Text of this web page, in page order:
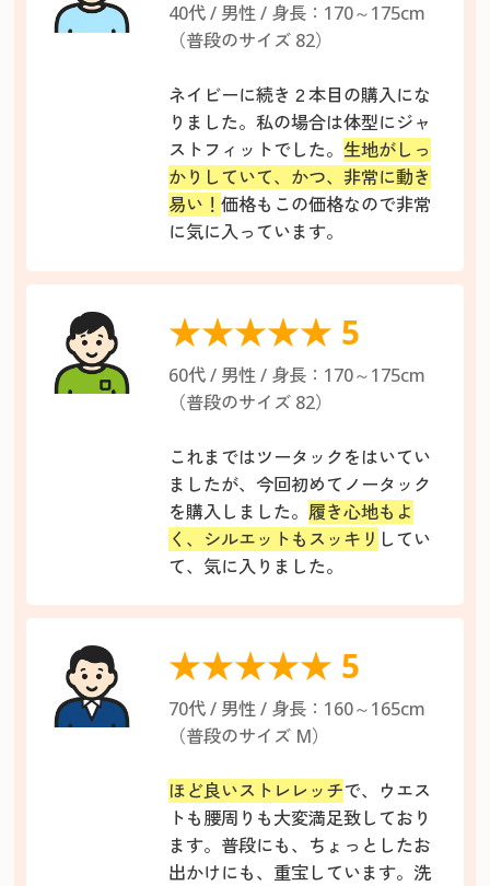
40代 / 男性 / 身長：170～175cm
（普段のサイズ 82）
ネイビーに続き２本目の購入にな
りました。私の場合は体型にジャ
ストフィットでした。 生地がしっ
かりしていて、かつ、非常に動き
易い！価格もこの価格なので非常
に気に入っています。
★★★★★ 5
60代 / 男性 / 身長：170～175cm
（普段のサイズ 82）
これまではツータックをはいてい
ましたが、今回初めてノータック
を購入しました。 履き心地もよ
く、シルエットもスッキリ してい
て、気に入りました。
★★★★★ 5
70代 / 男性 / 身長：160～165cm
（普段のサイズ M）
ほど良いストレレッチで、ウエス
トも腰周りも大変満足致しており
ます。普段にも、ちょっとしたお
出かけにも、重宝しています。洗